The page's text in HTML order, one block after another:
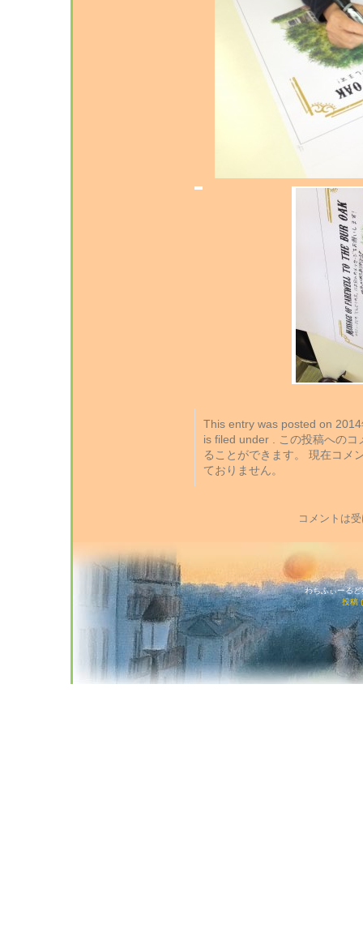
This entry was posted on
is filed under . この投稿への
ることができます。 現在コメ
ておりません。
コメントは
わちふぃーる
投稿